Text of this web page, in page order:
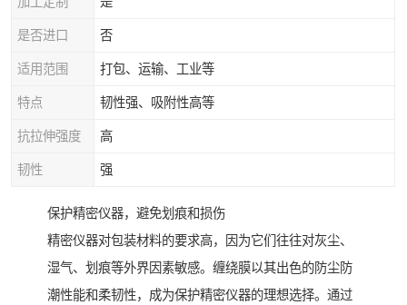
是否进口 否
适用范围 打包、运输、工业等
特点 韧性强、吸附性高等
抗拉伸强度 高
韧性 强
保护精密仪器，避免划痕和损伤
精密仪器对包装材料的要求高，因为它们往往对灰尘、
湿气、划痕等外界因素敏感。缠绕膜以其出色的防尘防
潮性能和柔韧性，成为保护精密仪器的理想选择。通过